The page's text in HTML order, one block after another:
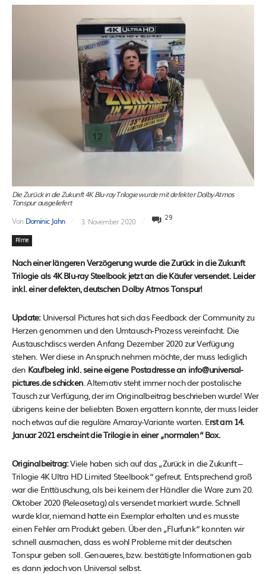
Die Zurück in die Zukunft 4K Blu-ray Trilogie wurde mit defekter Dolby Atmos
Tonspur ausgeliefert
Von Dominic Jahn 3. November 2020 29
Filme
Nach einer längeren Verzögerung wurde die Zurück in die Zukunft
Trilogie als 4K Blu-ray Steelbook jetzt an die Käufer versendet. Leider
inkl. einer defekten, deutschen Dolby Atmos Tonspur!
Update: Universal Pictures hat sich das Feedback der Community zu
Herzen genommen und den Umtausch-Prozess vereinfacht. Die
Austauschdiscs werden Anfang Dezember 2020 zur Verfügung
stehen. Wer diese in Anspruch nehmen möchte, der muss lediglich
den Kaufbeleg inkl. seine eigene Postadresse an info@universal-
pictures.de schicken. Alternativ steht immer noch der postalische
Tausch zur Verfügung, der im Originalbeitrag beschrieben wurde! Wer
übrigens keine der beliebten Boxen ergattern konnte, der muss leider
noch etwas auf die reguläre Amaray-Variante warten. Erst am 14.
Januar 2021 erscheint die Trilogie in einer „normalen“ Box.
Originalbeitrag:Viele haben sich auf das „Zurück in die Zukunft –
Trilogie 4K Ultra HD Limited Steelbook“ gefreut. Entsprechend groß
war die Enttäuschung, als bei keinem der Händler die Ware zum 20.
Oktober 2020 (Releasetag) als versendet markiert wurde. Schnell
wurde klar, niemand hatte ein Exemplar erhalten und es musste
einen Fehler am Produkt geben. Über den „Flurfunk“ konnten wir
schnell ausmachen, dass es wohl Probleme mit der deutschen
Tonspur geben soll. Genaueres, bzw. bestätigte Informationen gab
es dann jedoch von Universal selbst.